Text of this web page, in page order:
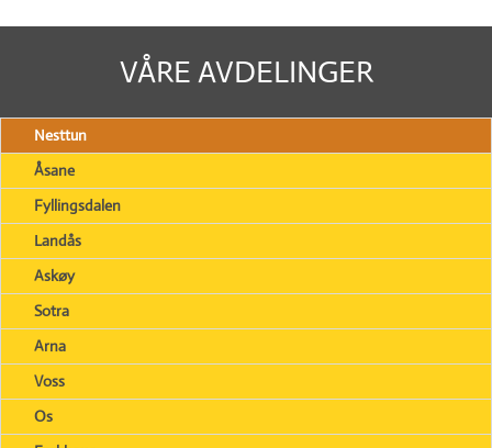
VÅRE AVDELINGER
Nesttun
Åsane
Fyllingsdalen
Landås
Askøy
Sotra
Arna
Voss
Os